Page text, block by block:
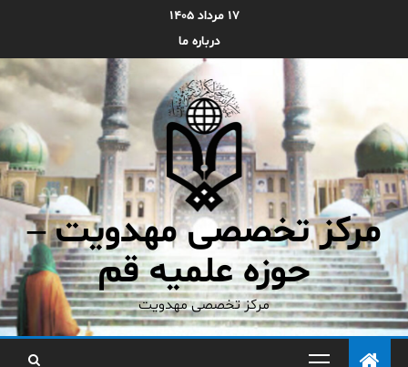
۱۷ مرداد ۱۴۰۵
درباره ما
مرکز تخصصی مهدویت –
حوزه علمیه قم
مرکز تخصصی مهدویت